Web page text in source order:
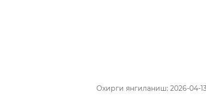
Охирги янгиланиш: 2026-04-13